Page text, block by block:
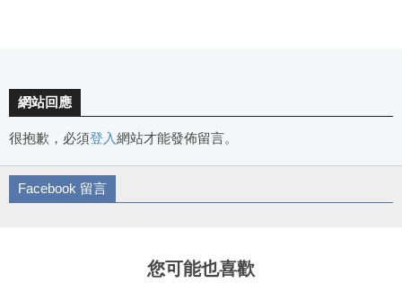
網站回應
很抱歉，必須登入網站才能發佈留言。
Facebook 留言
您可能也喜歡